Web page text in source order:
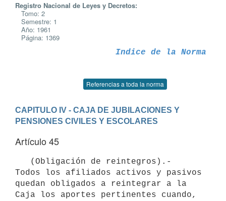
Registro Nacional de Leyes y Decretos:
Tomo: 2
Semestre: 1
Año: 1961
Página: 1369
Indice de la Norma
Referencias a toda la norma
CAPITULO IV - CAJA DE JUBILACIONES Y
PENSIONES CIVILES Y ESCOLARES
Artículo 45
Todos los afiliados activos y pasivos
quedan obligados a reintegrar a la
Caja los aportes pertinentes cuando,